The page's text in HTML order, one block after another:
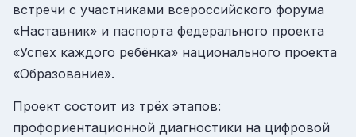
встречи с участниками всероссийского форума
«Наставник» и паспорта федерального проекта
«Успех каждого ребёнка» национального проекта
«Образование».
Проект состоит из трёх этапов:
профориентационной диагностики на цифровой